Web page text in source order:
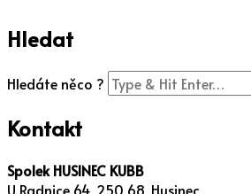
Hledat
Hledáte něco ?
Kontakt
Spolek HUSINEC KUBB
U Radnice 64, 250 68, Husinec